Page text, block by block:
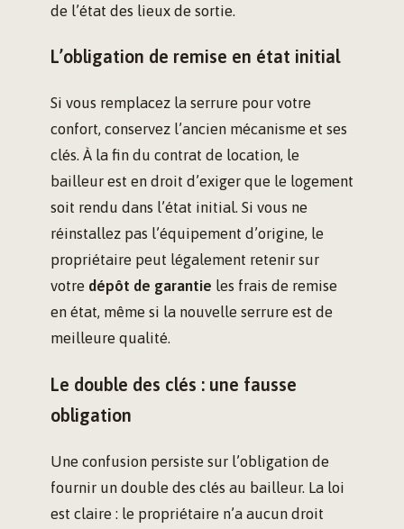
de l’état des lieux de sortie.
L’obligation de remise en état initial
Si vous remplacez la serrure pour votre
confort, conservez l’ancien mécanisme et ses
clés. À la fin du contrat de location, le
bailleur est en droit d’exiger que le logement
soit rendu dans l’état initial. Si vous ne
réinstallez pas l’équipement d’origine, le
propriétaire peut légalement retenir sur
votre dépôt de garantie les frais de remise
en état, même si la nouvelle serrure est de
meilleure qualité.
Le double des clés : une fausse
obligation
Une confusion persiste sur l’obligation de
fournir un double des clés au bailleur. La loi
est claire : le propriétaire n’a aucun droit